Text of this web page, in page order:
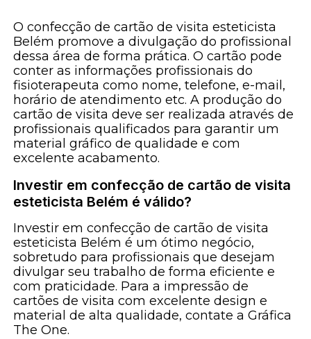
O confecção de cartão de visita esteticista
Belém promove a divulgação do profissional
dessa área de forma prática. O cartão pode
conter as informações profissionais do
fisioterapeuta como nome, telefone, e-mail,
horário de atendimento etc. A produção do
cartão de visita deve ser realizada através de
profissionais qualificados para garantir um
material gráfico de qualidade e com
excelente acabamento.
Investir em confecção de cartão de visita
esteticista Belém é válido?
Investir em confecção de cartão de visita
esteticista Belém é um ótimo negócio,
sobretudo para profissionais que desejam
divulgar seu trabalho de forma eficiente e
com praticidade. Para a impressão de
cartões de visita com excelente design e
material de alta qualidade, contate a Gráfica
The One.